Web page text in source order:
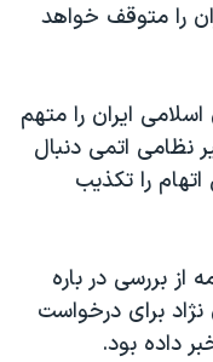
را متوقف خواهد
ايران را متهم
نظامی اتمی دنبال
را تکذيب
از بررسی در باره
برای درخواست
داده بود.